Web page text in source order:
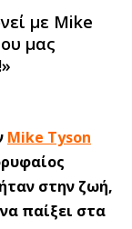
με Mike
μας
Mike Tyson
στην ζωή,
παίξει στα